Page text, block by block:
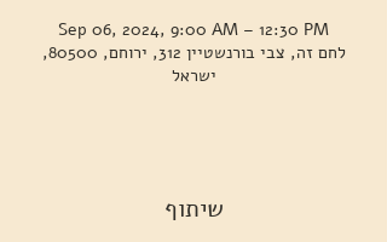
Sep 06, 2024, 9:00 AM – 12:30 PM
לחם זה, צבי בורנשטיין 312, ירוחם, 80500,
ישראל
שיתוף